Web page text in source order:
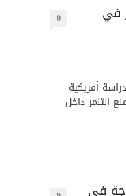
في 0
أمريكية
التنمر داخل
في